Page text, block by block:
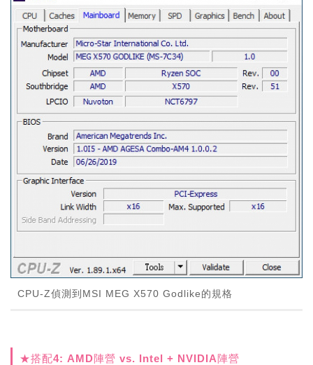
CPU-Z偵測到MSI MEG X570 Godlike的規格
★搭配4: AMD陣營 vs. Intel + NVIDIA陣營